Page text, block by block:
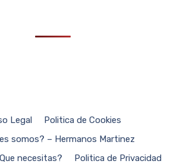
Legal
Politica de Cookies
somos? – Hermanos Martinez
necesitas?
Politica de Privacidad